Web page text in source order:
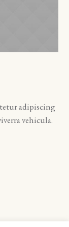
adipiscing
vehicula.